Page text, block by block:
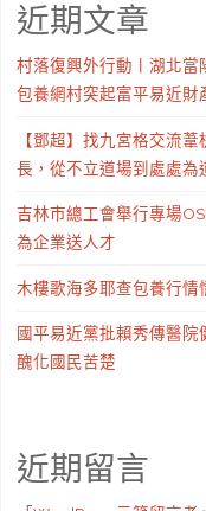
近期文章
村落復興外行動丨湖北當
包養網村突起富平易近財
【鄧超】找九宮格交流
長，從不立道場到處處為
吉林市總工會舉行專場
為企業送人才
木樓歌海多耶查包養行情
國平易近黨批賴秀傳醫院
醜化國民苦楚
近期留言